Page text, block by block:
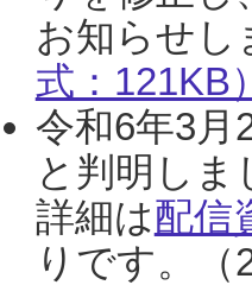
お知らせし
式：121KB）
令和6年3月
と判明し
詳細は配信
りです。（